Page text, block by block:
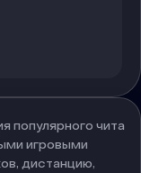
популярного чита
игровыми
дистанцию,